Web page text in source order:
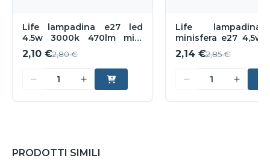
Life lampadina e27 led
4.5w 3000k 470lm mini
sfera bianca
2,10 €2,80 €
Life
minisfera e27 4,5w
470lm milky vetro
2,14 €2,85 €
PRODOTTI SIMILI